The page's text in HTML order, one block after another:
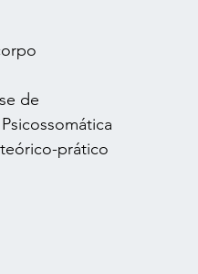
de
prático